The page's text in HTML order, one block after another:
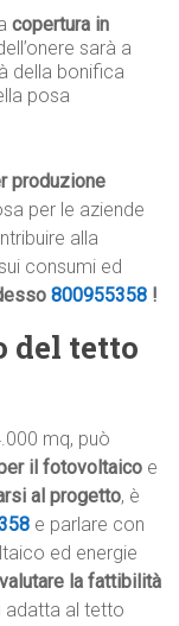
copertura in
sarà a
della bonifica
posa
produzione
per le aziende
alla
consumi ed
800955358 !
del tetto
mq, può
il fotovoltaico e
al progetto, è
e parlare con
ed energie
valutare la fattibilità
adatta al tetto